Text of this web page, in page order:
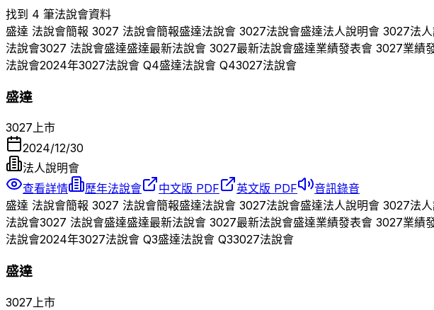
找到 4 筆法說會資料
盛達 法說會簡報 3027 法說會簡報盛達法說會 3027法說會盛達法人說明會 3027法
法說會3027 法說會盛達盛達最新法說會 3027最新法說會盛達業績發表會 3027業績
法說會2024年3027法說會 Q4盛達法說會 Q43027法說會
盛達
3027上市
2024/12/30
法人說明會
查看詳情
歷年法說會 中文版 PDF 英文版 PDF
音訊錄音
盛達 法說會簡報 3027 法說會簡報盛達法說會 3027法說會盛達法人說明會 3027法
法說會3027 法說會盛達盛達最新法說會 3027最新法說會盛達業績發表會 3027業績
法說會2024年3027法說會 Q3盛達法說會 Q33027法說會
盛達
3027 上市